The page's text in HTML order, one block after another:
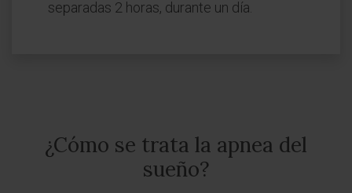
separadas 2 horas, durante un día.
¿Cómo se trata la apnea del
sueño?